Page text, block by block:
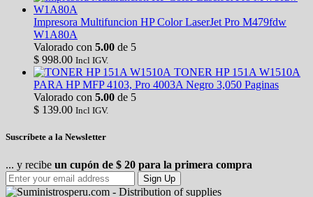
Impresora Multifuncion HP Color LaserJet Pro M479fdw
W1A80A
Valorado con 5.00 de 5
$ 998.00 Incl IGV.
TONER HP 151A W1510A
PARA HP MFP 4103, Pro 4003A Negro 3,050 Paginas
Valorado con 5.00 de 5
$ 139.00 Incl IGV.
Suscríbete a la Newsletter
... y recibe un cupón de $ 20 para la primera compra
Sign Up